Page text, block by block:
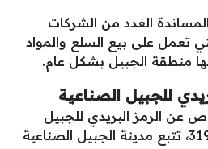
العدد من الشركات
تعمل على بيع السلع والمواد
منطقة الجبيل بشكل عام.
للجبيل الصناعية
عن الرمز البريدي للجبيل
الصناعية، وهو الرقم 31951، تتبع مدينة الجبيل الصناعية